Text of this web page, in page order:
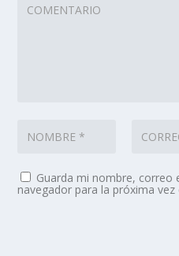
Guarda mi nombre, correo
navegador para la próxima